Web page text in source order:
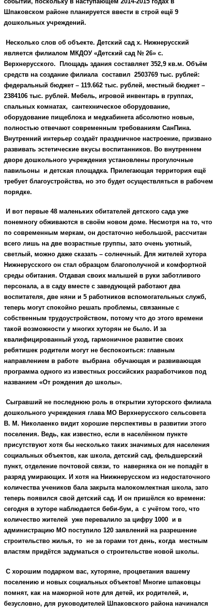
Шпаковском районе планируется ввести в строй ещё 9
дошкольных учреждений.
Несколько слов об объекте. Детский сад х. Нижнерусский
является филиалом МКДОУ «Детский сад № 26» с.
Верхнерусского. Площадь здания составляет 352,9 кв.м. Объём
средств на создание филиала составил 2503769 тыс. рублей:
федеральный бюджет – 119.662 тыс. рублей, местный бюджет –
2384106 тыс. рублей. Мебель, игровой инвентарь в группах,
спальных комнатах, сантехническое оборудование,
оборудование пищеблока и медкабинета абсолютно новые,
полностью отвечают современным требованиям СанПина.
Внутренний интерьер создаёт праздничное настроение, призвано
развивать эстетические вкусы воспитанников. Во внутреннем
дворе дошкольного учреждения установлены прогулочные
павильоны и детская площадка. Прилегающая территория ещё
требует благоустройства, но это будет осуществляться в рабочем
порядке.
И вот первые 48 маленьких обитателей детского сада уже
понемногу обживаются в своём новом доме. Несмотря на то, что
по современным меркам, он достаточно небольшой, рассчитан
всего лишь на две возрастные группы, зато очень уютный,
светлый, можно даже сказать – солнечный. Для жителей хутора
Нижнерусского он стал образцом благополучной и комфортной
среды обитания. Отдавая своих малышей в руки заботливого
персонала, а в саду вместе с заведующей работают два
воспитателя, две няни и 5 работников вспомогательных служб,
теперь могут спокойно решать проблемы, связанные с
собственным трудоустройством, потому что до этого времени
такой возможности у многих хуторян не было. И за
квалифицированный уход, гармоничное развитие своих
ребятишек родители могут не беспокоиться: главным
направлением в работе выбрана обучающая и развивающая
программа одного из известных российских разработчиков под
названием «От рождения до школы».
Сыгравший не последнюю роль в открытии хуторского филиала
дошкольного учреждения глава МО Верхнерусского сельсовета
В. М. Николаенко видит хорошие перспективы в развитии этого
поселения. Ведь, как известно, если в населённом пункте
присутствуют хотя бы несколько таких значимых для населения
социальных объектов, как школа, детский сад, фельдшерский
пункт, отделение почтовой связи, то наверняка он не попадёт в
разряд умирающих. И хотя на Ниижнерусском из недостаточного
количества учеников бала закрыта малокомлектная школа, зато
теперь появился свой детский сад. И он пришёлся ко времени:
сегодня в хуторе наблюдается беби-бум, а с учётом того, что
количество жителей уже перевалило за цифру 1000 и в
администрацию МО поступило 120 заявлений на разрешение
строительство жилья, то не за горами тот день, когда местным
властям придётся задуматься о строительстве новой школы.
С хорошим подарком вас, хуторяне, процветания вашему
поселению и новых социальных объектов! Многие шпаковцы
помнят, как на мажорной ноте для детей, их родителей, и,
безусловно, для руководителей Шпаковского района начинался